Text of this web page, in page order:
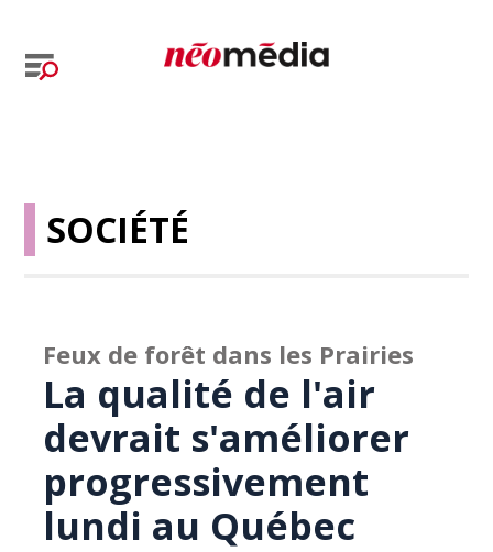
SOCIÉTÉ
Feux de forêt dans les Prairies
La qualité de l'air
devrait s'améliorer
progressivement
lundi au Québec